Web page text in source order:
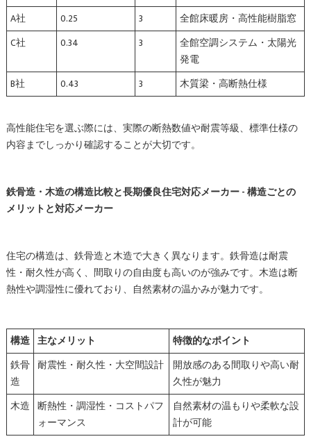
A社 0.25 3
全館床暖房・高性能樹脂窓
C社
0.34 3
全館空調システム・太陽光
発電
B社
0.43 3 木質梁・高断熱仕様
高性能住宅を選ぶ際には、実際の断熱数値や耐震等級、標準仕様の
内容までしっかり確認することが大切です。
鉄骨造・木造の構造比較と長期優良住宅対応メーカー - 構造ごとの
メリットと対応メーカー
住宅の構造は、鉄骨造と木造で大きく異なります。鉄骨造は耐震
性・耐久性が高く、間取りの自由度も高いのが強みです。木造は断
熱性や調湿性に優れており、自然素材の温かみが魅力です。
構造 主なメリット
特徴的なポイント
鉄骨
造
耐震性・耐久性・大空間設計
開放感のある間取りや高い耐
久性が魅力
木造 断熱性・調湿性・コストパフ
ォーマンス
自然素材の温もりや柔軟な設
計が可能